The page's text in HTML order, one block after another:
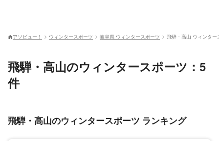
アソビュー！ ウィンタースポーツ 岐阜県 ウィンタースポーツ 飛騨・高山 ウィンター
飛騨・高山のウィンタースポーツ：5
件
飛騨・高山のウィンタースポーツ ランキング